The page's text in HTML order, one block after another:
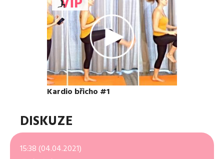
Kardio břicho #1
DISKUZE
15:38 (04.04.2021)